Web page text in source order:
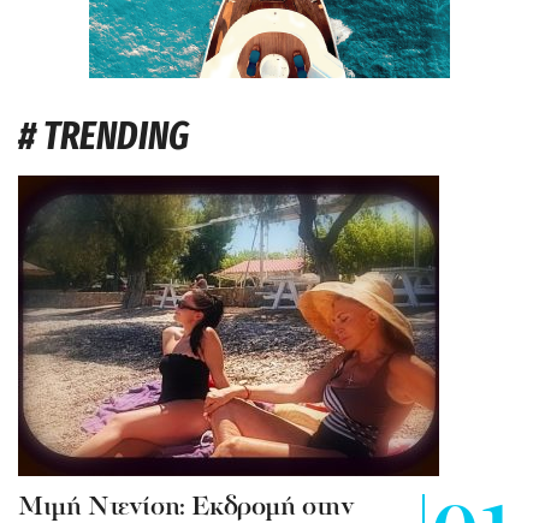
# TRENDING
Mιμή Ντενίση: Εκδρομή στην